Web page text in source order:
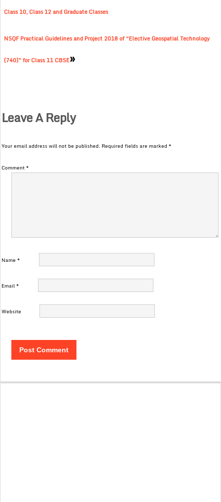
Class 10, Class 12 and Graduate Classes
NSQF Practical Guidelines and Project 2018 of “Elective Geospatial Technology
(740)” for Class 11 CBSE»
Leave A Reply
Your email address will not be published. Required fields are marked*
Comment*
Name*
Email*
Website